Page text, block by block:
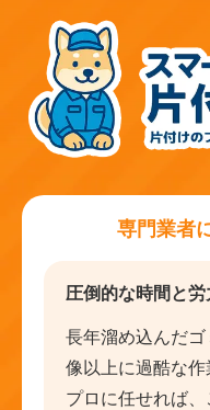
専門業者
圧倒的な時間と労
長年溜め込んだ
像以上に過酷な作
プロに任せれば